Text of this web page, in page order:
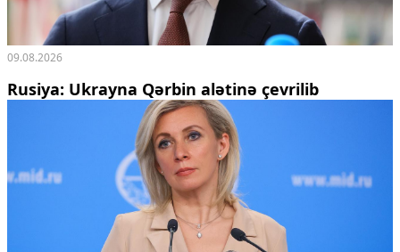
09.08.2026
Rusiya: Ukrayna Qərbin alətinə çevrilib